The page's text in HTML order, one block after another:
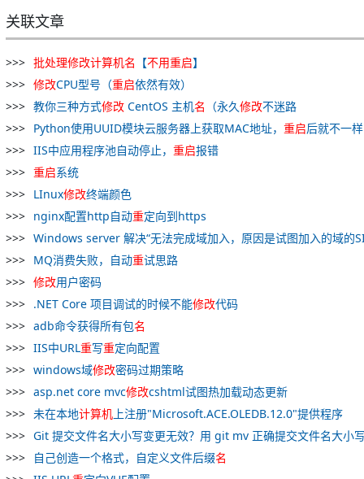
关联文章
批处理修改计算机名 【不用重启】
修改CPU型号（重启依然有效）
教你三种方式修改 CentOS 主机名 （永久修改不迷路
Python使用UUID模块云服务器上获取MAC地址， 重启后就不一
IIS中应用程序池自动停止， 重启报错
重启系统
LInux修改终端颜色
nginx配置http自动重定向到https
Windows server 解决“无法完成域加入，原因是试图加入的域的
MQ消费失败，自动重试思路
修改用户密码
.NET Core 项目调试的时候不能修改代码
adb命令获得所有包名
IIS中URL重写重定向配置
windows域修改密码过期策略
asp.net core mvc修改cshtml试图热加载动态更新
未在本地计算机 上注册"Microsoft.ACE.OLEDB.12.0"提供程序
Git 提交文件名大小写变更无效？用 git mv 正确提交文件名大小写
自己创造一个格式，自定义文件后缀名